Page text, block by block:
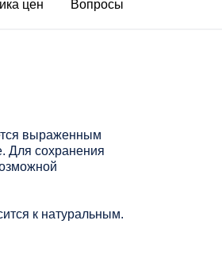
цен Вопросы
выраженным
Для сохранения
к натуральным.